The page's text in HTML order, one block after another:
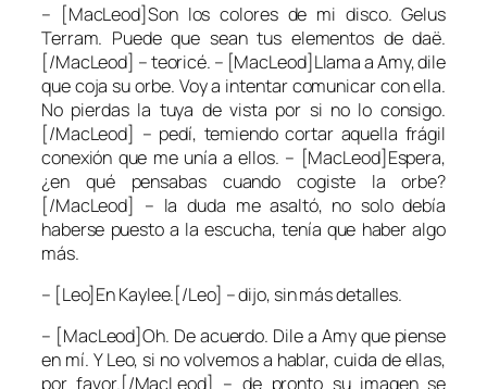
– [MacLeod]Son los colores de mi disco. Gelus
Terram. Puede que sean tus elementos de daë.
[/MacLeod] – teoricé. – [MacLeod]Llama a Amy, dile
que coja su orbe. Voy a intentar comunicar con ella.
No pierdas la tuya de vista por si no lo consigo.
[/MacLeod] – pedí, temiendo cortar aquella frágil
conexión que me unía a ellos. – [MacLeod]Espera,
¿en qué pensabas cuando cogiste la orbe?
[/MacLeod] – la duda me asaltó, no solo debía
haberse puesto a la escucha, tenía que haber algo
más.
– [Leo]En Kaylee.[/Leo] – dijo, sin más detalles.
– [MacLeod]Oh. De acuerdo. Dile a Amy que piense
en mí. Y Leo, si no volvemos a hablar, cuida de ellas,
por favor.[/MacLeod] – de pronto su imagen se